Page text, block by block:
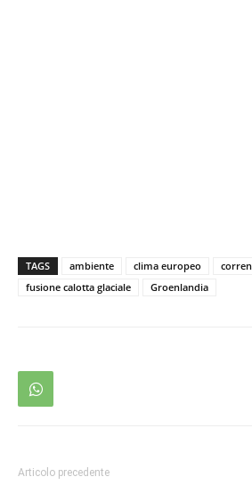
TAGS ambiente clima europeo
fusione calotta glaciale
Groenlandia
Articolo precedente